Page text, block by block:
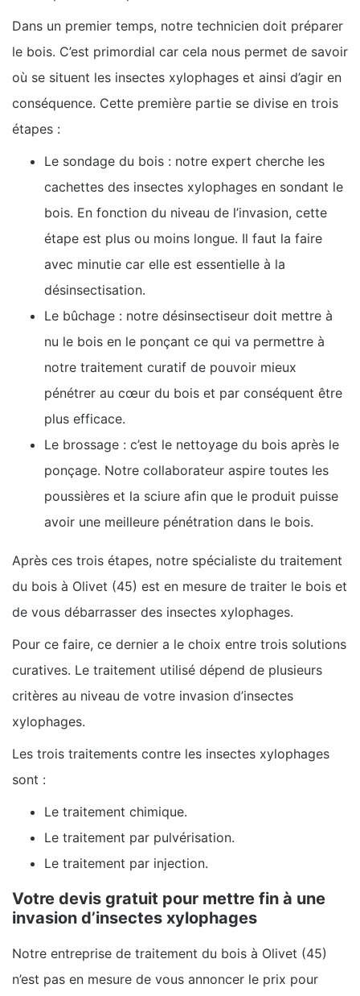
Dans un premier temps, notre technicien doit préparer
le bois. C’est primordial car cela nous permet de savoir
où se situent les insectes xylophages et ainsi d’agir en
conséquence. Cette première partie se divise en trois
étapes :
Le sondage du bois : notre expert cherche les
cachettes des insectes xylophages en sondant le
bois. En fonction du niveau de l’invasion, cette
étape est plus ou moins longue. Il faut la faire
avec minutie car elle est essentielle à la
désinsectisation.
Le bûchage : notre désinsectiseur doit mettre à
nu le bois en le ponçant ce qui va permettre à
notre traitement curatif de pouvoir mieux
pénétrer au cœur du bois et par conséquent être
plus efficace.
Le brossage : c’est le nettoyage du bois après le
ponçage. Notre collaborateur aspire toutes les
poussières et la sciure afin que le produit puisse
avoir une meilleure pénétration dans le bois.
Après ces trois étapes, notre spécialiste du traitement
du bois à Olivet (45) est en mesure de traiter le bois et
de vous débarrasser des insectes xylophages.
Pour ce faire, ce dernier a le choix entre trois solutions
curatives. Le traitement utilisé dépend de plusieurs
critères au niveau de votre invasion d’insectes
xylophages.
Les trois traitements contre les insectes xylophages
sont :
Le traitement chimique.
Le traitement par pulvérisation.
Le traitement par injection.
Votre devis gratuit pour mettre fin à une
invasion d’insectes xylophages
Notre entreprise de traitement du bois à Olivet (45)
n’est pas en mesure de vous annoncer le prix pour